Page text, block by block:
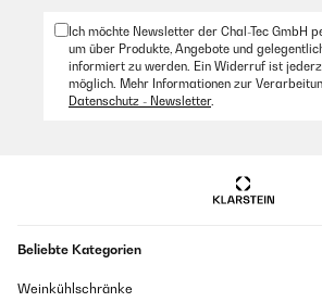
Ich möchte Newsletter der Chal-Tec GmbH
um über Produkte, Angebote und
informiert zu werden. Ein Widerruf ist
möglich. Mehr Informationen zur
Datenschutz - Newsletter.
Beliebte Kategorien
Weinkühlschränke